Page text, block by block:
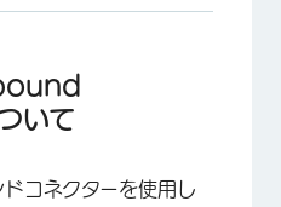
ジョブを設定する
ング
いて
コネクターを使用し